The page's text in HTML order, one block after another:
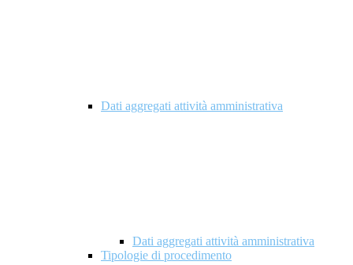
Dati aggregati attività amministrativa
Dati aggregati attività amministrativa
Tipologie di procedimento